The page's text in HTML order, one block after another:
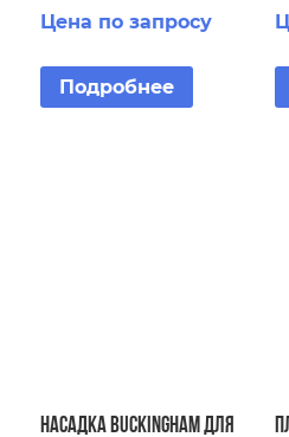
Floating Display Aerator 5
Цена по запросу
Подробнее
Насадка Buckingham для